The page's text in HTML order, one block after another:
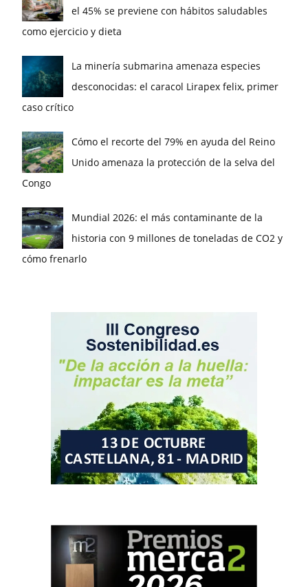
el 45% se previene con hábitos saludables
como ejercicio y dieta
La minería submarina amenaza especies
desconocidas: el caracol Lirapex felix, primer
caso crítico
Cómo el recorte del 79% en ayuda del Reino
Unido amenaza la protección de la selva del
Congo
Mundial 2026: el más contaminante de la
historia con 9 millones de toneladas de CO2 y
cómo frenarlo